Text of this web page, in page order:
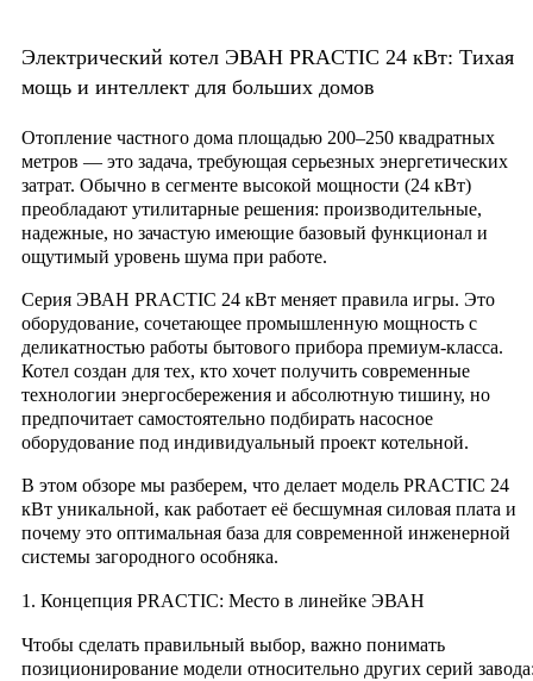
Электрический котел ЭВАН PRACTIC 24 кВт: Тихая
мощь и интеллект для больших домов
Отопление частного дома площадью 200–250 квадратных
метров — это задача, требующая серьезных энергетических
затрат. Обычно в сегменте высокой мощности (24 кВт)
преобладают утилитарные решения: производительные,
надежные, но зачастую имеющие базовый функционал и
ощутимый уровень шума при работе.
Серия ЭВАН PRACTIC 24 кВт меняет правила игры. Это
оборудование, сочетающее промышленную мощность с
деликатностью работы бытового прибора премиум-класса.
Котел создан для тех, кто хочет получить современные
технологии энергосбережения и абсолютную тишину, но
предпочитает самостоятельно подбирать насосное
оборудование под индивидуальный проект котельной.
В этом обзоре мы разберем, что делает модель PRACTIC 24
кВт уникальной, как работает её бесшумная силовая плата и
почему это оптимальная база для современной инженерной
системы загородного особняка.
1. Концепция PRACTIC: Место в линейке ЭВАН
Чтобы сделать правильный выбор, важно понимать
позиционирование модели относительно других серий